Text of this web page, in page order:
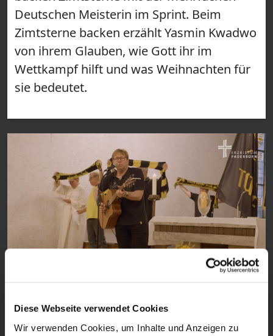
Diese Webseite verwendet Cookies
Wir verwenden Cookies, um Inhalte und Anzeigen zu
Deutschen Meisterin im Sprint. Beim
Zimtsterne backen erzählt Yasmin Kwadwo
von ihrem Glauben, wie Gott ihr im
Wettkampf hilft und was Weihnachten für
sie bedeutet.
31:54
Kirche mal anders - LiboriTV im
Erzbistum Paderborn